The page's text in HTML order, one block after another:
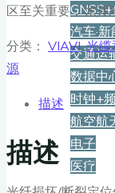
汽车·
交通运
数据中
时钟+
航空航
电子
医疗
区至关重要，尤其
分类： VIAVI,光缆
源
描述
描述